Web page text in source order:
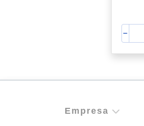
−
Empresa